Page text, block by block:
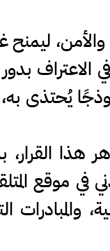
الخاص بالشباب والسلام
الاعتراف
يُحتذى
هذا
في موقع
والمبادرات